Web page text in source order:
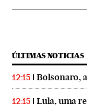
ÚLTIMAS NOTICIAS
12:15 Bolsonaro,
12:15 Lula, uma